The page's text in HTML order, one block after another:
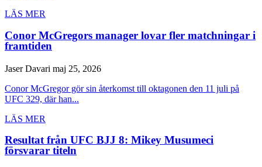
LÄS MER
Conor McGregors manager lovar fler matchningar i
framtiden
Jaser Davari maj 25, 2026
Conor McGregor gör sin återkomst till oktagonen den 11 juli på
UFC 329, där han...
LÄS MER
Resultat från UFC BJJ 8: Mikey Musumeci
försvarar titeln